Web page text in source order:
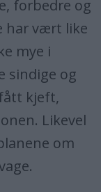
forbedre og
har vært like
mye i
sindige og
kjeft,
Likevel
om